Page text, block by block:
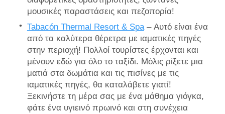
μουσικές παραστάσεις και πεζοπορία!
Tabacón Thermal Resort & Spa– Αυτό είναι ένα
από τα καλύτερα θέρετρα με ιαματικές πηγές
στην περιοχή! Πολλοί τουρίστες έρχονται και
μένουν εδώ για όλο το ταξίδι. Μόλις ρίξετε μια
ματιά στα δωμάτια και τις πισίνες με τις
ιαματικές πηγές, θα καταλάβετε γιατί!
Ξεκινήστε τη μέρα σας με ένα μάθημα γιόγκα,
φάτε ένα υγιεινό πρωινό και στη συνέχεια